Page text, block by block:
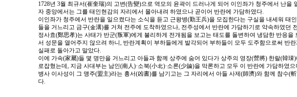
1728년 3월 최규서(崔奎瑞)의 고변(告變)으로 역모의 윤곽이 드러나게 되어 이인좌가 청주에서 난을
자 중앙에서는 그를 태인현감의 자리에서 몰아내려 하였으나 곧이어 반란에 가담하였다.
이인좌가 청주에서 반란을 일으켰다는 소식을 듣고 근왕병(勤王兵)을 모집한다는 구실을 내세워 태
들을 거느리고 금구(金溝)를 거쳐 전주에 도착하였으나, 전주성에서 반란에 가담하기로 약속하였던
정사효(鄭思孝)는 사태가 반군(叛軍)에게 불리하게 전개됨을 보고는 태도를 돌변하여 냉담한 반응을
서 성문을 열어주지 않으려 하니, 반란계획이 부하들에게 발각되어 부하들이 모두 도주함으로써 반
실패로 돌아가고 말았다.
이에 가속(家屬)들 몇 명만을 거느리고 아들과 함께 상주에 숨어 있다가 상주의 영장(營將) 한랄(韓㻋
로잡혔는데, 지금 사대부는 남인(南人)·소북(小北)·소론(少論)을 막론하고 모두 이 반란에 가담하였으
병사 이사성이 그 맹주(盟主)라는 흉서(凶書)를 남기고는 그 자리에서 아들 사제(師濟)와 함께 참수(
다.